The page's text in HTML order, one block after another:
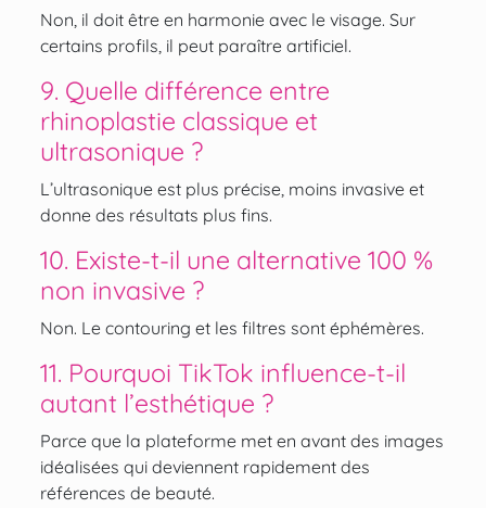
Non, il doit être en harmonie avec le visage. Sur
certains profils, il peut paraître artificiel.
9. Quelle différence entre
rhinoplastie classique et
ultrasonique ?
L’ultrasonique est plus précise, moins invasive et
donne des résultats plus fins.
10. Existe-t-il une alternative 100 %
non invasive ?
Non. Le contouring et les filtres sont éphémères.
11. Pourquoi TikTok influence-t-il
autant l’esthétique ?
Parce que la plateforme met en avant des images
idéalisées qui deviennent rapidement des
références de beauté.